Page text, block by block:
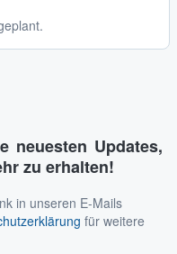
neuesten Updates,
zu erhalten!
in unseren E-Mails
für weitere